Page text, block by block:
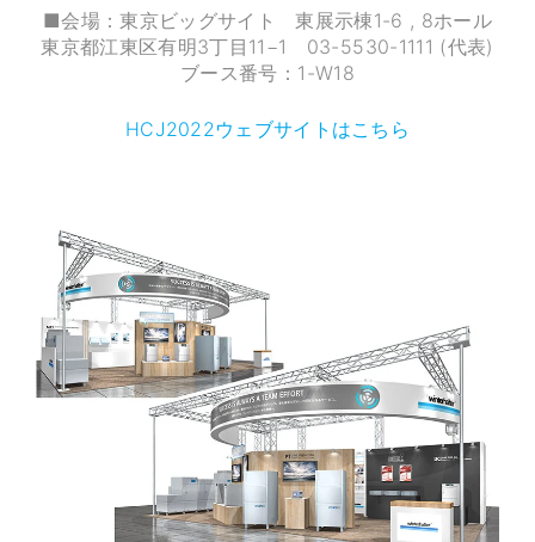
■会場：東京ビッグサイト 東展示棟1-6 , 8ホール
東京都江東区有明3丁目11−1 03-5530-1111 (代表)
ブース番号：1-W18
HCJ2022ウェブサイトはこちら